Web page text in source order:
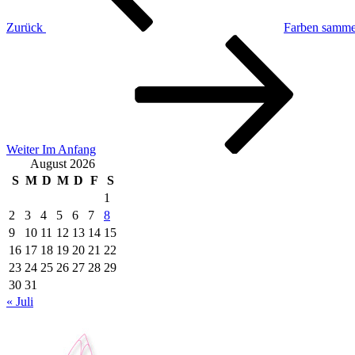
Zurück
Farben
Weiter Im Anfang
August 2026
S M D M D F
S
1
2
3 4 5 6 7
8
9
10 11 12 13 14 15
16 17 18 19 20 21 22
23 24 25 26 27 28 29
30 31
« Juli